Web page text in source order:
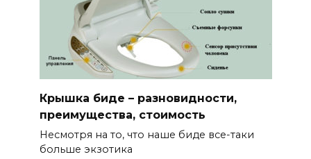
Крышка биде – разновидности,
преимущества, стоимость
Несмотря на то, что наше биде все-таки
больше экзотика